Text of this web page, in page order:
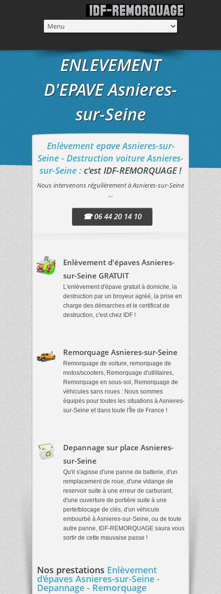
ENLEVEMENT
D'EPAVE Asnieres-
sur-Seine
Enlèvement epave Asnieres-sur-
Seine - Destruction voiture Asnieres-
sur-Seine : c'est IDF-REMORQUAGE !
Nous intervenons régulièrement à Asnieres-sur-Seine
...
☎ 06 44 20 14 10
Enlèvement d'épaves Asnieres-
sur-Seine GRATUIT
L'enlèvement d'épave gratuit à domicile, la
destruction par un broyeur agréé, la prise en
charge des démarches et le certificat de
destruction, c'est chez IDF !
Remorquage Asnieres-sur-Seine
Remorquage de voiture, remorquage de
motos/scooters, Remorquage d'utilitaires,
Remorquage en sous-sol, Remorquage de
véhicules sans roues : Nous sommes
équipés pour toutes les situations à Asnieres-
sur-Seine et dans toute l'Île de France !
Depannage sur place Asnieres-
sur-Seine
Qu'il s'agisse d'une panne de batterie, d'un
remplacement de roue, d'une vidange de
reservoir suite à une erreur de carburant,
d'une ouverture de portière suite à une
perte/blocage de clés, d'un véhicule
embourbé à Asnieres-sur-Seine, ou de toute
autre panne, IDF-REMORQUAGE saura vous
sortir de cette mauvaise passe !
Nos prestations Enlèvement
d'épaves Asnieres-sur-Seine -
Depannage - Remorquage